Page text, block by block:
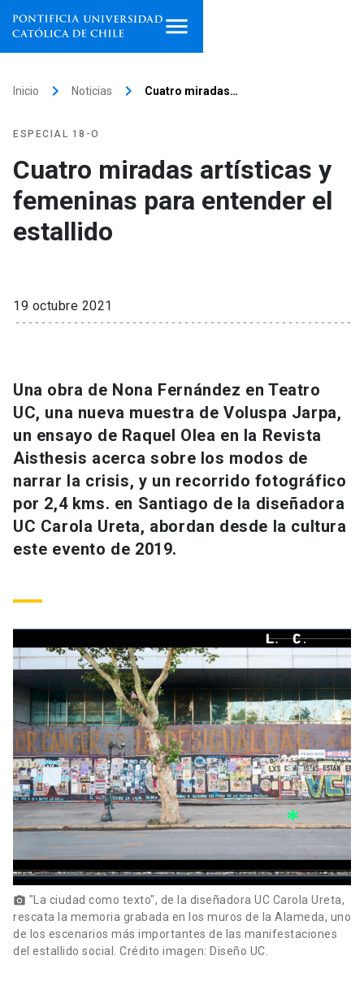
institutos
Investigación
Información para keyboard_arrow_down
Futuros estudiantes
Estudiantes
Académicos
Padres y familia
Vecinos launch
Go to english site launch
ACCESOS DIRECTOS
Admisión launch
Correo UC
Biblioteca launch
Donaciones launch
Inicio keyboard_arrow_right Noticias keyboard_arrow_right Cuatro miradas…
ESPECIAL 18-O
Cuatro miradas artísticas y
femeninas para entender el
estallido
19 octubre 2021
Una obra de Nona Fernández en Teatro
UC, una nueva muestra de Voluspa Jarpa,
un ensayo de Raquel Olea en la Revista
Aisthesis acerca sobre los modos de
narrar la crisis, y un recorrido fotográfico
por 2,4 kms. en Santiago de la diseñadora
UC Carola Ureta, abordan desde la cultura
este evento de 2019.
photo_camera "La ciudad como texto", de la diseñadora UC Carola Ureta,
rescata la memoria grabada en los muros de la Alameda, uno
de los escenarios más importantes de las manifestaciones
del estallido social. Crédito imagen: Diseño UC.